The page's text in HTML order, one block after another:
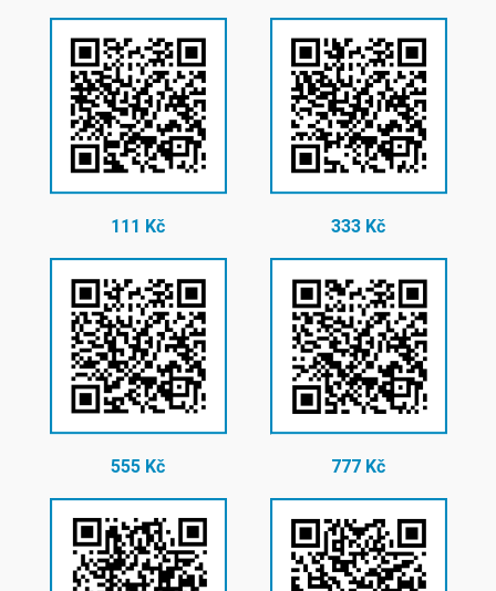
111 Kč 333 Kč
555 Kč 777 Kč